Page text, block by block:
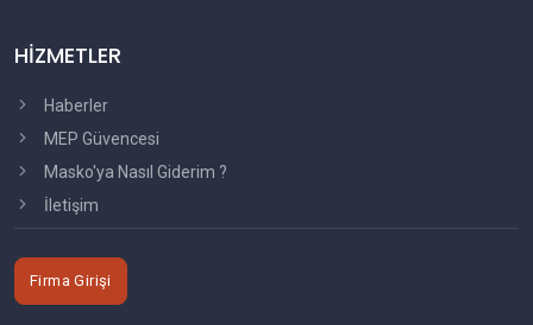
HİZMETLER
Haberler
MEP Güvencesi
Masko'ya Nasıl Giderim ?
İletişim
Firma Girişi